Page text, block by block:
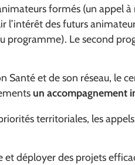
formés (un appel
l’intérêt des futurs
programme). Le second
Santé et de son réseau, le
un accompagnement
territoriales, les
déployer des projets